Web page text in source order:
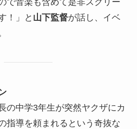
！」と 山下監督が話し、イベ
の中学3年生が突然ヤクザにカ
指導を頼まれるという奇抜な